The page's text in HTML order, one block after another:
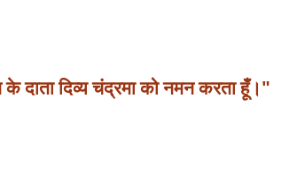
दाता दिव्य चंद्रमा को नमन करता हूँ।"